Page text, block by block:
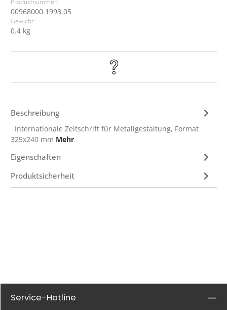
Produktnummer:
00968000.1993.05
Gewicht:
0.4 kg
Beschreibung
Internationale Zeitschrift für Metallgestaltung, Format
325x240 mm Mehr
Eigenschaften
Produktsicherheit
Service-Hotline